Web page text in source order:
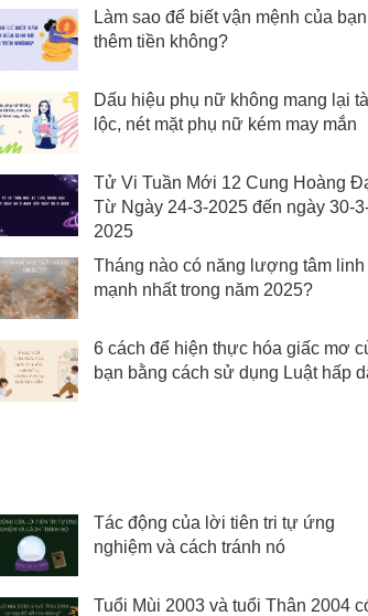
Làm sao để biết vận mệnh của
thêm tiền không?
Dấu hiệu phụ nữ không mang lại
lộc, nét mặt phụ nữ kém may mắn
Tử Vi Tuần Mới 12 Cung Hoàng
Từ Ngày 24-3-2025 đến ngày 30-
2025
Tháng nào có năng lượng tâm linh
mạnh nhất trong năm 2025?
6 cách để hiện thực hóa giấc mơ
bạn bằng cách sử dụng Luật hấp
Tác động của lời tiên tri tự ứng
nghiệm và cách tránh nó
Tuổi Mùi 2003 và tuổi Thân 2004